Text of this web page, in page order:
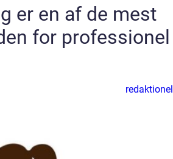
er en af de mest
for professionel
redaktionel